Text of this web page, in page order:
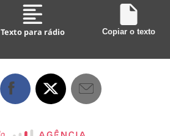
Texto para rádio Copiar o texto